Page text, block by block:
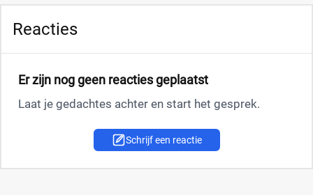
Reacties
Er zijn nog geen reacties geplaatst
Laat je gedachtes achter en start het gesprek.
Schrijf een reactie